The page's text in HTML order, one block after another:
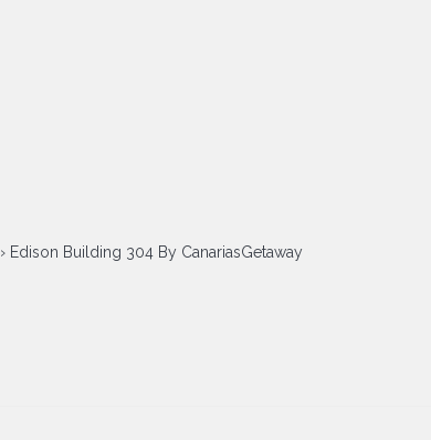
› Edison Building 304 By CanariasGetaway